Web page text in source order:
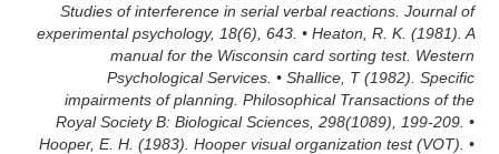
Studies of interference in serial verbal reactions. Journal of
experimental psychology, 18(6), 643. • Heaton, R. K. (1981). A
manual for the Wisconsin card sorting test. Western
Psychological Services. • Shallice, T (1982). Specific
impairments of planning. Philosophical Transactions of the
Royal Society B: Biological Sciences, 298(1089), 199-209. •
Hooper, E. H. (1983). Hooper visual organization test (VOT). •